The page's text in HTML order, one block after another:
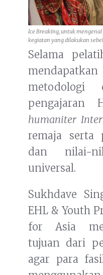
Ice Breaking, untuk
kegiatan yang dilakukan
Selama
metodologi
pengajaran
humaniter
remaja serta
dan nilai-
universal.
Sukhdave
EHL & Youth
for Asia
tujuan dari
agar para